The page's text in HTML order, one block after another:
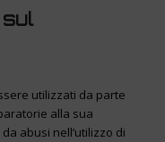
utilizzati da parte
alla sua
abusi nell’utilizzo di